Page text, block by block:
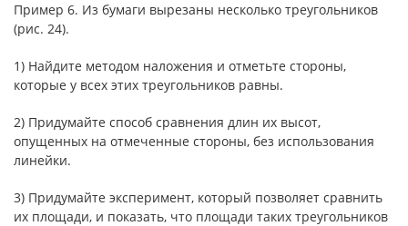
Пример 6. Из бумаги вырезаны несколько треугольников
(рис. 24).
1) Найдите методом наложения и отметьте стороны,
которые у всех этих треугольников равны.
2) Придумайте способ сравнения длин их высот,
опущенных на отмеченные стороны, без использования
линейки.
3) Придумайте эксперимент, который позволяет сравнить
их площади, и показать, что площади таких треугольников